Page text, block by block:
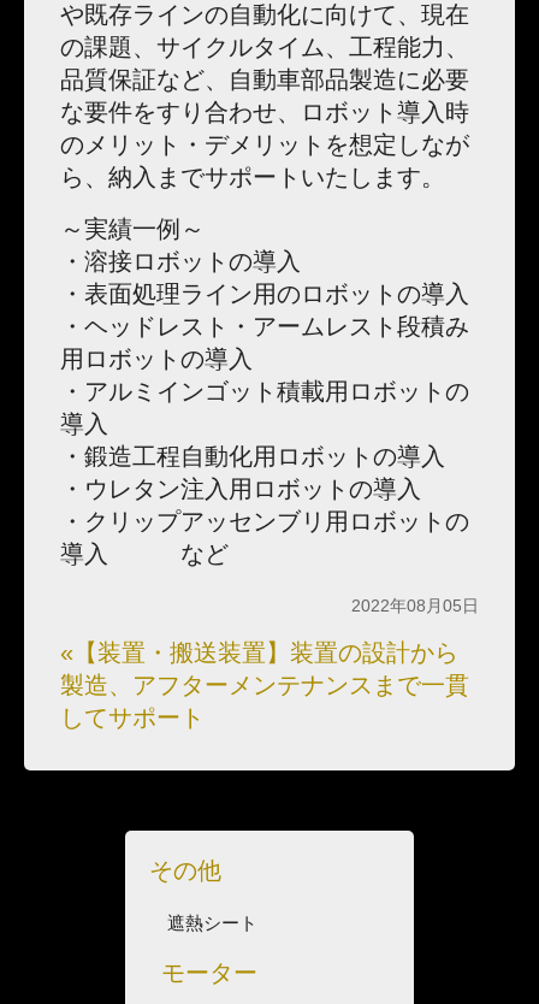
や既存ラインの自動化に向けて、現在
の課題、サイクルタイム、工程能力、
品質保証など、自動車部品製造に必要
な要件をすり合わせ、ロボット導入時
のメリット・デメリットを想定しなが
ら、納入までサポートいたします。
～実績一例～
・溶接ロボットの導入
・表面処理ライン用のロボットの導入
・ヘッドレスト・アームレスト段積み
用ロボットの導入
・アルミインゴット積載用ロボットの
導入
・鍛造工程自動化用ロボットの導入
・ウレタン注入用ロボットの導入
・クリップアッセンブリ用ロボットの
導入 など
2022年08月05日
«【装置・搬送装置】装置の設計から
製造、アフターメンテナンスまで一貫
してサポート
その他
遮熱シート
モーター